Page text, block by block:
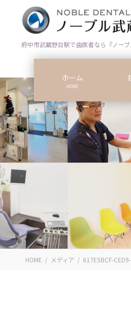
移
動
ン
に
移
動
府中市武蔵野台駅で歯医者なら『ノー
ホーム
HOME
HOME メディア 617E5BCF-